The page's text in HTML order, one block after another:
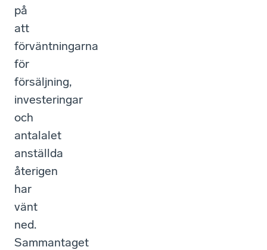
på
att
förväntningarna
för
försäljning,
investeringar
och
antalalet
anställda
återigen
har
vänt
ned.
Sammantaget